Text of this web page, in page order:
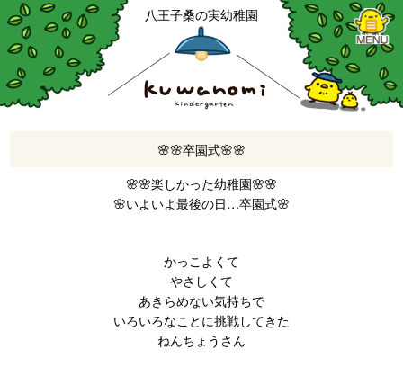
八王子桑の実幼稚園
🌸🌸卒園式🌸🌸
🌸🌸楽しかった幼稚園🌸🌸
🌸いよいよ最後の日…卒園式🌸
かっこよくて
やさしくて
あきらめない気持ちで
いろいろなことに挑戦してきた
ねんちょうさん